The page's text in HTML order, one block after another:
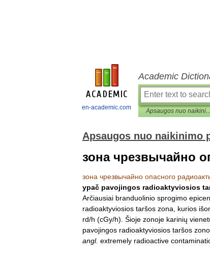
en-academic.com
Academic
Apsaugos nuo naikinimo
Apsaugos nuo naikinimo
зона чрезвычайно
зона чрезвычайно опасного
ypač pavojingos radioaktyviosios
Arčiausiai branduolinio sprogimo
radioaktyviosios taršos zona kurios
rd/h (cGy/h). Šioje zonoje karinių
pavojingos radioaktyviosios taršos
angl. extremely radioactive